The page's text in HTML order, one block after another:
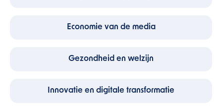
Economie van de media
Gezondheid en welzijn
Innovatie en digitale transformatie